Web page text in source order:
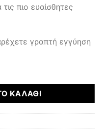
πιο ευαίσθητες
γραπτή εγγύηση
ΚΑΛΆΘΙ